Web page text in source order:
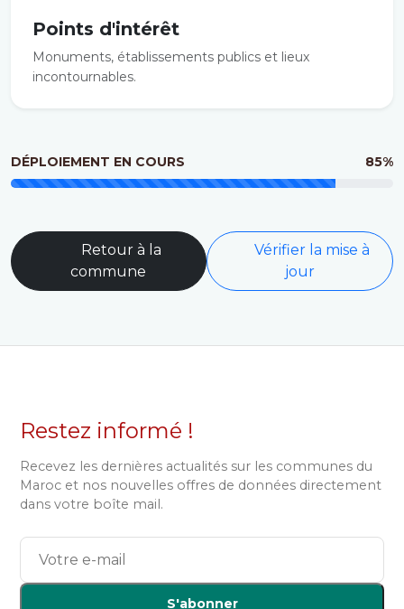
Points d'intérêt
Monuments, établissements publics et lieux
incontournables.
DÉPLOIEMENT EN COURS 85%
Retour à la
commune
Vérifier la mise à
jour
Restez informé !
Recevez les dernières actualités sur les communes du
Maroc et nos nouvelles offres de données directement
dans votre boîte mail.
S'abonner